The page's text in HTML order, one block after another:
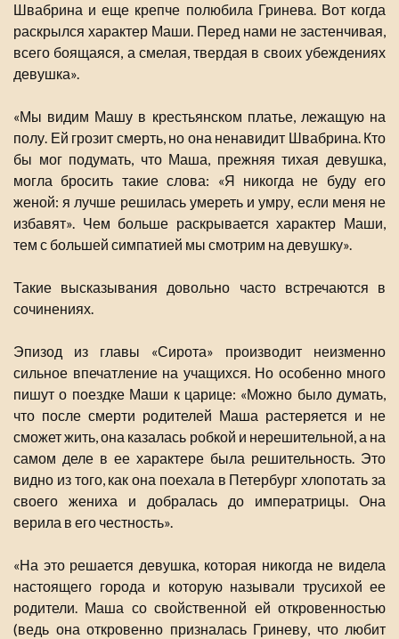
Швабрина и еще крепче полюбила Гринева. Вот когда
раскрылся характер Маши. Перед нами не застенчивая,
всего боящаяся, а смелая, твердая в своих убеждениях
девушка».
«Мы видим Машу в крестьянском платье, лежащую на
полу. Ей грозит смерть, но она ненавидит Швабрина. Кто
бы мог подумать, что Маша, прежняя тихая девушка,
могла бросить такие слова: «Я никогда не буду его
женой: я лучше решилась умереть и умру, если меня не
избавят». Чем больше раскрывается характер Маши,
тем с большей симпатией мы смотрим на девушку».
Такие высказывания довольно часто встречаются в
сочинениях.
Эпизод из главы «Сирота» производит неизменно
сильное впечатление на учащихся. Но особенно много
пишут о поездке Маши к царице: «Можно было думать,
что после смерти родителей Маша растеряется и не
сможет жить, она казалась робкой и нерешительной, а на
самом деле в ее характере была решительность. Это
видно из того, как она поехала в Петербург хлопотать за
своего жениха и добралась до императрицы. Она
верила в его честность».
«На это решается девушка, которая никогда не видела
настоящего города и которую называли трусихой ее
родители. Маша со свойственной ей откровенностью
(ведь она откровенно призналась Гриневу, что любит